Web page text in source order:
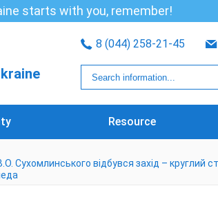
starts with you, remember!
8 (044) 258-21-45
Resource
Сухомлинського відбувся захід – круглий